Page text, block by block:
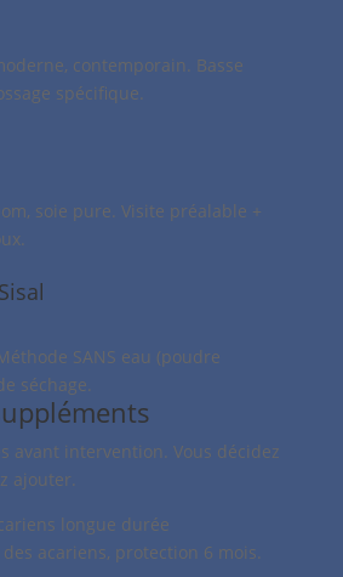
contemporain. Basse
spécifique.
soie pure. Visite préalable +
SANS eau (poudre
séchage.
avant intervention. Vous décidez
ajouter.
longue durée
acariens, protection 6 mois.